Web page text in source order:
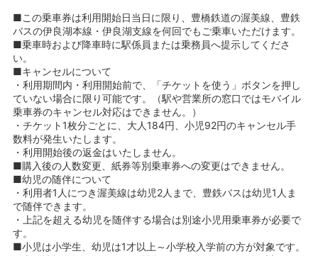
■この乗車券は利用開始日当日に限り、豊橋鉄道の渥美線、豊鉄
バスの伊良湖本線・伊良湖支線を何回でもご乗車いただけます。
■乗車時および降車時に駅係員または乗務員へ提示してくださ
い。
■キャンセルについて
・利用期間内・利用開始前で、「チケットを使う」ボタンを押し
ていない場合に限り可能です。（駅や営業所の窓口ではモバイル
乗車券のキャンセル対応はできません。）
・チケット1枚分ごとに、大人184円、小児92円のキャンセル手
数料が発生いたします。
・利用開始後の返金はいたしません。
■購入後の人数変更、紙券等別乗車券への変更はできません。
■幼児の随伴について
・利用者1人につき渥美線は幼児2人まで、豊鉄バスは幼児1人ま
で随伴できます。
・上記を超える幼児を随伴する場合は別途小児用乗車券が必要で
す。
■小児は小学生、幼児は1才以上～小学校入学前の方が対象です。